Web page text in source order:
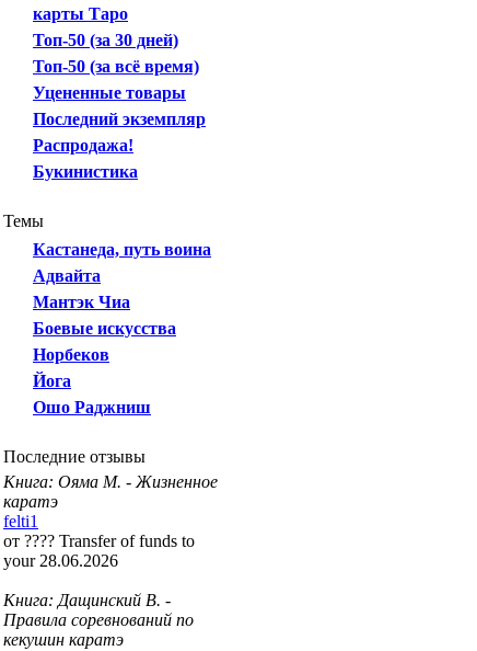
карты Таро
Топ-50 (за 30 дней)
Топ-50 (за всё время)
Уцененные товары
Последний экземпляр
Распродажа!
Букинистика
Темы
Кастанеда, путь воина
Адвайта
Мантэк Чиа
Боевые искусства
Норбеков
Йога
Ошо Раджниш
Последние отзывы
Книга: Ояма М. - Жизненное
каратэ
felti1
от ???? Transfer of funds to
your 28.06.2026
Книга: Дащинский В. -
Правила соревнований по
кекушин каратэ